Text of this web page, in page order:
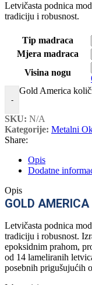
Letvičasta podnica
tradiciju i robusnost.
Tip madraca
Mjera madraca
Visina nogu
-
Gold America
SKU: N/A
Kategorije: Metalni
Share:
Opis
Dodatne
Opis
GOLD AMERICA
Letvičasta podnica
tradiciju i robusnost.
epoksidnim prahom,
od 14 lameliranih
posebnih prigušujućih